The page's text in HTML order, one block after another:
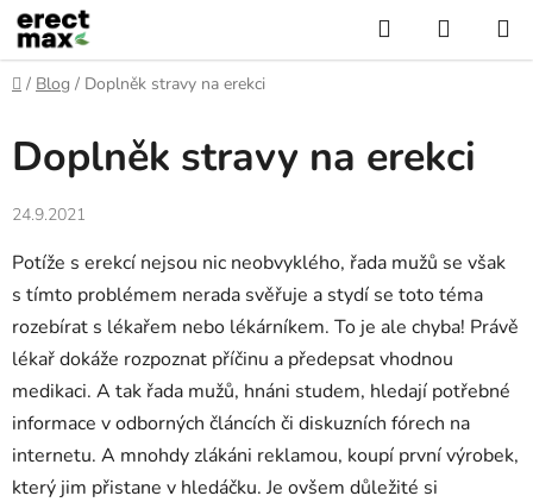
Přejít
na
obsah
Hledat
KOŠÍK
Domů
/ Blog / Doplněk stravy na erekci
Doplněk stravy na erekci
24.9.2021
Potíže s erekcí nejsou nic neobvyklého, řada mužů se však
s tímto problémem nerada svěřuje a stydí se toto téma
rozebírat s lékařem nebo lékárníkem. To je ale chyba! Právě
lékař dokáže rozpoznat příčinu a předepsat vhodnou
medikaci. A tak řada mužů, hnáni studem, hledají potřebné
informace v odborných článcích či diskuzních fórech na
internetu. A mnohdy zlákáni reklamou, koupí první výrobek,
který jim přistane v hledáčku. Je ovšem důležité si